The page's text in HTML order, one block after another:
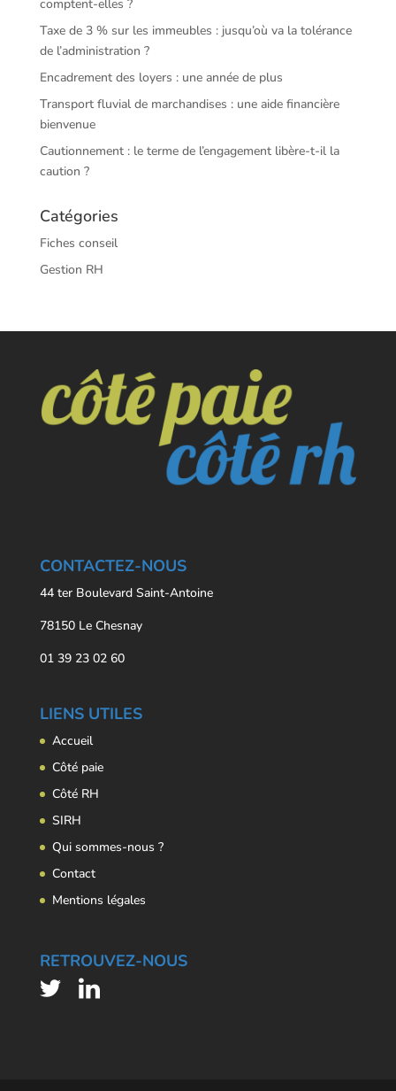
comptent-elles ?
Taxe de 3 % sur les immeubles : jusqu’où va la tolérance
de l’administration ?
Encadrement des loyers : une année de plus
Transport fluvial de marchandises : une aide financière
bienvenue
Cautionnement : le terme de l’engagement libère-t-il la
caution ?
Catégories
Fiches conseil
Gestion RH
CONTACTEZ-NOUS
44 ter Boulevard Saint-Antoine
78150 Le Chesnay
01 39 23 02 60
LIENS UTILES
Accueil
Côté paie
Côté RH
SIRH
Qui sommes-nous ?
Contact
Mentions légales
RETROUVEZ-NOUS